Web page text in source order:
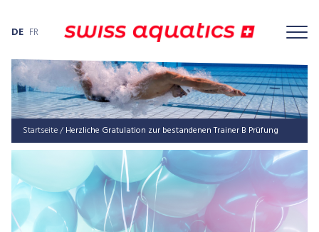
DE FR
Startseite/ Herz­li­che Gra­tu­la­ti­on zur bestan­de­nen Trai­ner B Prüfung